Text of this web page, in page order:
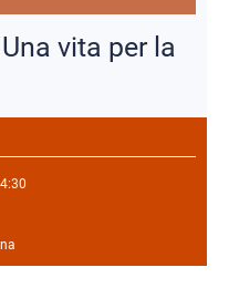
vita per la